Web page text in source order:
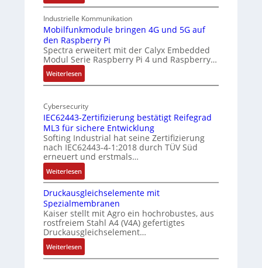
-
A
I
a
n
e
d
g
e
1
9
-
Z
o
l
l
-
n
d
u
s
t
r
i
e
-
P
C
l
ä
s
s
Industrielle Kommunikation
Mobilfunkmodule bringen 4G und 5G auf
den Raspberry Pi
Spectra erweitert mit der Calyx Embedded
Modul Serie Raspberry Pi 4 und Raspberry…
Weiterlesen:
M
b
i
l
f
u
n
k
m
o
d
u
l
e
b
r
Cybersecurity
IEC62443-Zertifizierung bestätigt Reifegrad
ML3 für sichere Entwicklung
Softing Industrial hat seine Zertifizierung
nach IEC62443-4-1:2018 durch TÜV Süd
erneuert und erstmals…
Weiterlesen:
I
E
C
6
2
4
4
3
Druckausgleichselemente mit
Spezialmembranen
Kaiser stellt mit Agro ein hochrobustes, aus
rostfreiem Stahl A4 (V4A) gefertigtes
Druckausgleichselement…
Weiterlesen:
D